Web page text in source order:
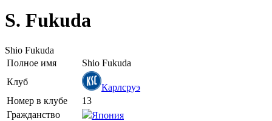
S. Fukuda
Shio Fukuda
Полное имя
Shio Fukuda
Клуб
Карлсруэ
Номер в клубе
13
Гражданство
Япония